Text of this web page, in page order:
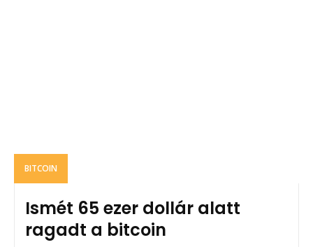
BITCOIN
Ismét 65 ezer dollár alatt
ragadt a bitcoin